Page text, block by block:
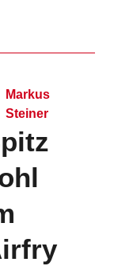
Markus
Steiner